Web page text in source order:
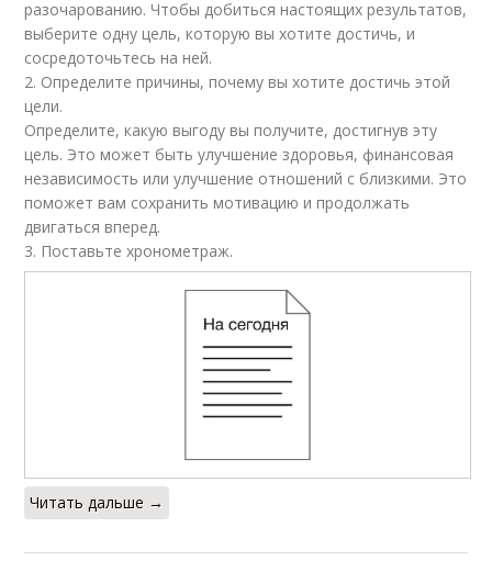
разочарованию. Чтобы добиться настоящих результатов,
выберите одну цель, которую вы хотите достичь, и
сосредоточьтесь на ней.
2. Определите причины, почему вы хотите достичь этой
цели.
Определите, какую выгоду вы получите, достигнув эту
цель. Это может быть улучшение здоровья, финансовая
независимость или улучшение отношений с близкими. Это
поможет вам сохранить мотивацию и продолжать
двигаться вперед.
3. Поставьте хронометраж.
Читать дальше →